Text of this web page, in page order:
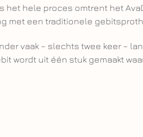
het hele proces omtrent het
met een traditionele
vaak – slechts twee keer –
wordt uit één stuk gemaakt